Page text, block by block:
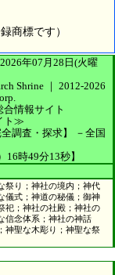
商標です）
年07月28日(火曜
Shrine ｜ 2012-2026
合情報サイト
ト≫
調査・探求】
－全国
16時49分13秒】
祭り；神社の境内；神代
儀式；神道の秘儀；御神
祀；神社の社殿；神社の
信念体系；神社の神話
神聖な木彫り；神聖な祭